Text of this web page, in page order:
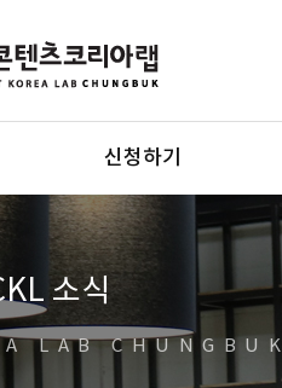
신청하기
소식
LAB CHUNGBUK